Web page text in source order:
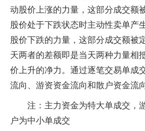
动股价上涨的力量，这部分成交额
股价处于下跌状态时主动性卖单产
股价下跌的力量，这部分成交额被
天两者的差额即是当天两种力量相
价上升的净力。通过逐笔交易单成
流向、游资资金流向和散户资金流向
注：主力资金为特大单成交，
户为中小单成交